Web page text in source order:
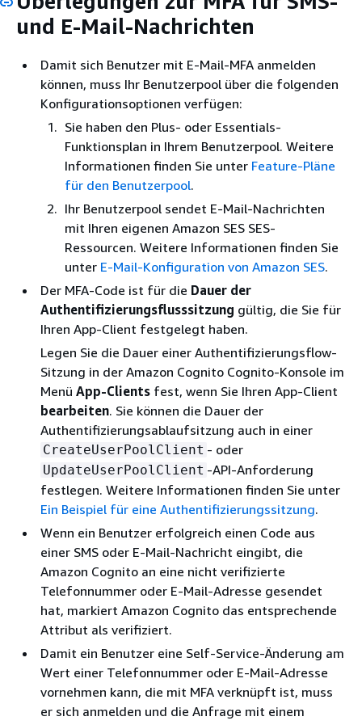
und E-Mail-Nachrichten
Damit sich Benutzer mit E-Mail-MFA anmelden
können, muss Ihr Benutzerpool über die folgenden
Konfigurationsoptionen verfügen:
Sie haben den Plus- oder Essentials-
Funktionsplan in Ihrem Benutzerpool. Weitere
Informationen finden Sie unter Feature-Pläne
für den Benutzerpool.
Ihr Benutzerpool sendet E-Mail-Nachrichten
mit Ihren eigenen Amazon SES SES-
Ressourcen. Weitere Informationen finden Sie
unter E-Mail-Konfiguration von Amazon SES.
Der MFA-Code ist für die Dauer der
Authentifizierungsflusssitzung gültig, die Sie für
Ihren App-Client festgelegt haben.
Legen Sie die Dauer einer Authentifizierungsflow-
Sitzung in der Amazon Cognito Cognito-Konsole im
Menü App-Clients fest, wenn Sie Ihren App-Client
bearbeiten. Sie können die Dauer der
Authentifizierungsablaufsitzung auch in einer
CreateUserPoolClient - oder
UpdateUserPoolClient -API-Anforderung
festlegen. Weitere Informationen finden Sie unter
Ein Beispiel für eine Authentifizierungssitzung.
Wenn ein Benutzer erfolgreich einen Code aus
einer SMS oder E-Mail-Nachricht eingibt, die
Amazon Cognito an eine nicht verifizierte
Telefonnummer oder E-Mail-Adresse gesendet
hat, markiert Amazon Cognito das entsprechende
Attribut als verifiziert.
Damit ein Benutzer eine Self-Service-Änderung am
Wert einer Telefonnummer oder E-Mail-Adresse
vornehmen kann, die mit MFA verknüpft ist, muss
er sich anmelden und die Anfrage mit einem